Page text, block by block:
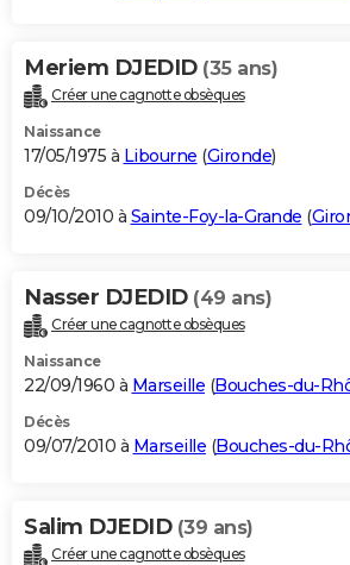
Meriem DJEDID (35 ans)
Créer une cagnotte obsèques
Naissance
17/05/1975 à Libourne (Gironde)
Décès
09/10/2010 à Sainte-Foy-la-Grande (
Nasser DJEDID (49 ans)
Créer une cagnotte obsèques
Naissance
22/09/1960 à Marseille (Bouches-du-
Décès
09/07/2010 à Marseille (Bouches-du-
Salim DJEDID (39 ans)
Créer une cagnotte obsèques